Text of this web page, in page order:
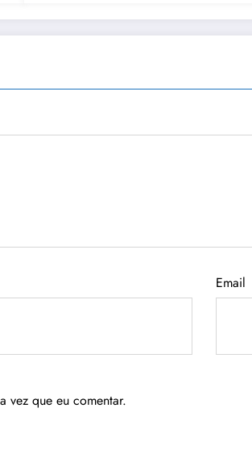
Email
vez que eu comentar.